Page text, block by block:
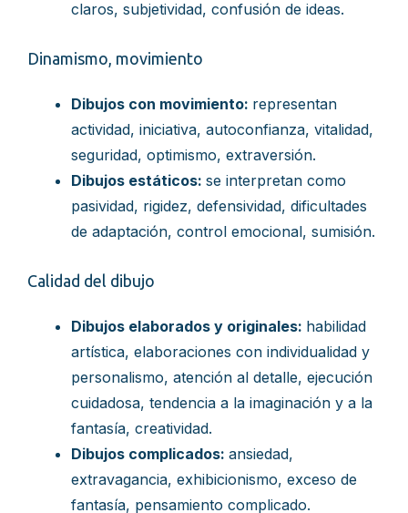
claros, subjetividad, confusión de ideas.
Dinamismo, movimiento
Dibujos con movimiento: representan
actividad, iniciativa, autoconfianza, vitalidad,
seguridad, optimismo, extraversión.
Dibujos estáticos: se interpretan como
pasividad, rigidez, defensividad, dificultades
de adaptación, control emocional, sumisión.
Calidad del dibujo
Dibujos elaborados y originales: habilidad
artística, elaboraciones con individualidad y
personalismo, atención al detalle, ejecución
cuidadosa, tendencia a la imaginación y a la
fantasía, creatividad.
Dibujos complicados: ansiedad,
extravagancia, exhibicionismo, exceso de
fantasía, pensamiento complicado.